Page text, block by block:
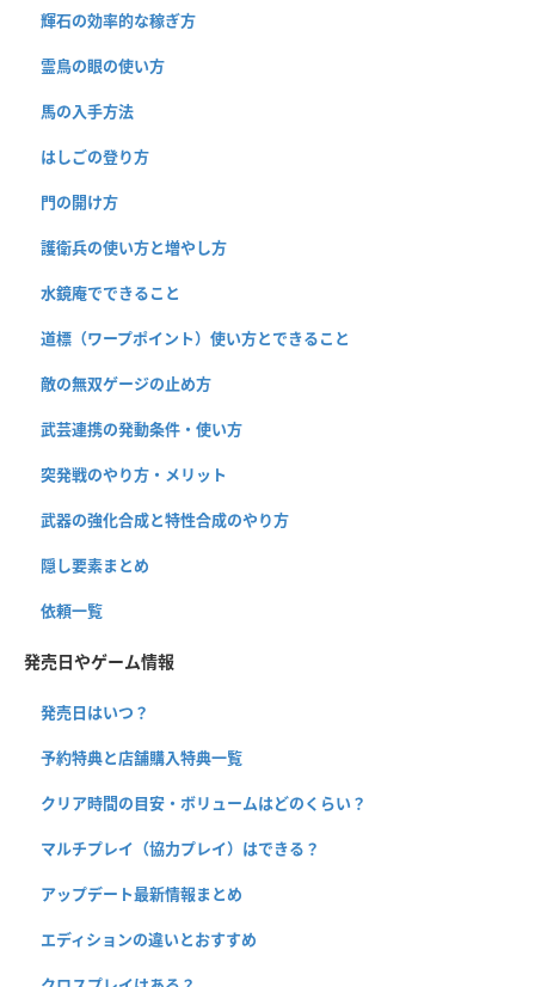
輝石の効率的な稼ぎ方
霊鳥の眼の使い方
馬の入手方法
はしごの登り方
門の開け方
護衛兵の使い方と増やし方
水鏡庵でできること
道標（ワープポイント）使い方とできること
敵の無双ゲージの止め方
武芸連携の発動条件・使い方
突発戦のやり方・メリット
武器の強化合成と特性合成のやり方
隠し要素まとめ
依頼一覧
発売日やゲーム情報
発売日はいつ？
予約特典と店舗購入特典一覧
クリア時間の目安・ボリュームはどのくらい？
マルチプレイ（協力プレイ）はできる？
アップデート最新情報まとめ
エディションの違いとおすすめ